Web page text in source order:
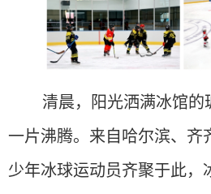
清晨，阳光洒满冰馆的
一片沸腾。来自哈尔滨、齐
少年冰球运动员齐聚于此，